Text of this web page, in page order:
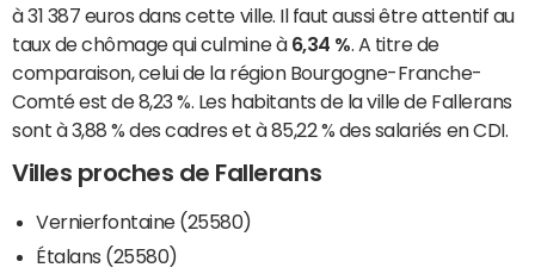
à 31 387 euros dans cette ville. Il faut aussi être attentif au
taux de chômage qui culmine à 6,34 %. A titre de
comparaison, celui de la région Bourgogne-Franche-
Comté est de 8,23 %. Les habitants de la ville de Fallerans
sont à 3,88 % des cadres et à 85,22 % des salariés en CDI.
Villes proches de Fallerans
Vernierfontaine (25580)
Étalans (25580)